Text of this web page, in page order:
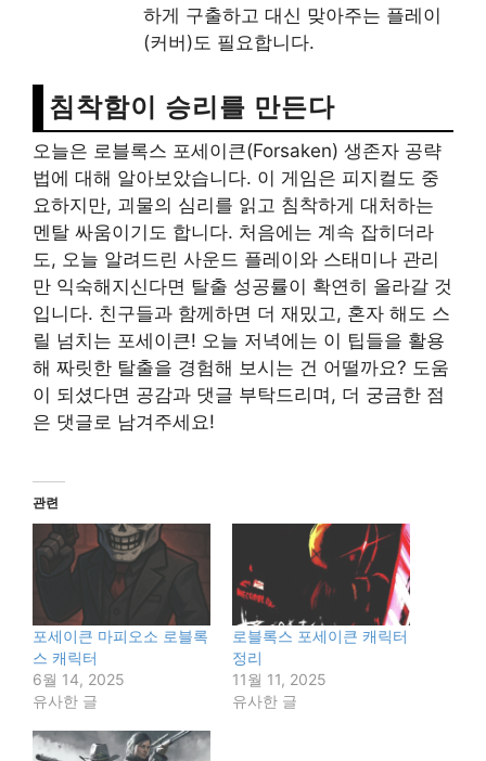
하게 구출하고 대신 맞아주는 플레이
(커버)도 필요합니다.
침착함이 승리를 만든다
오늘은 로블록스 포세이큰(Forsaken) 생존자 공략
법에 대해 알아보았습니다. 이 게임은 피지컬도 중
요하지만, 괴물의 심리를 읽고 침착하게 대처하는
멘탈 싸움이기도 합니다. 처음에는 계속 잡히더라
도, 오늘 알려드린 사운드 플레이와 스태미나 관리
만 익숙해지신다면 탈출 성공률이 확연히 올라갈 것
입니다. 친구들과 함께하면 더 재밌고, 혼자 해도 스
릴 넘치는 포세이큰! 오늘 저녁에는 이 팁들을 활용
해 짜릿한 탈출을 경험해 보시는 건 어떨까요? 도움
이 되셨다면 공감과 댓글 부탁드리며, 더 궁금한 점
은 댓글로 남겨주세요!
관련
포세이큰 마피오소 로블록
스 캐릭터
6월 14, 2025
유사한 글
로블록스 포세이큰 캐릭터
정리
11월 11, 2025
유사한 글